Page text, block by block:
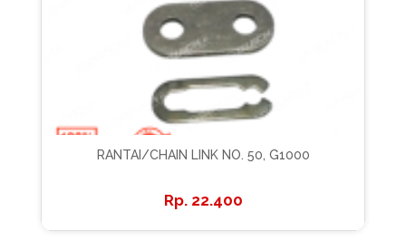
RANTAI/CHAIN LINK NO. 50, G1000
22.400